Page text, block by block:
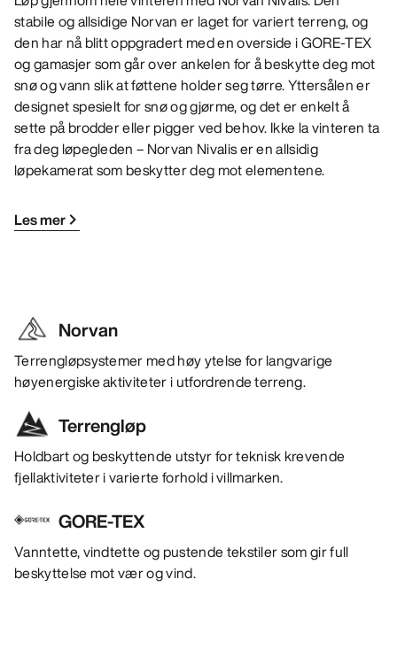
stabile og allsidige Norvan er laget for variert terreng, og
den har nå blitt oppgradert med en overside i GORE-TEX
og gamasjer som går over ankelen for å beskytte deg mot
snø og vann slik at føttene holder seg tørre. Yttersålen er
designet spesielt for snø og gjørme, og det er enkelt å
sette på brodder eller pigger ved behov. Ikke la vinteren ta
fra deg løpegleden – Norvan Nivalis er en allsidig
løpekamerat som beskytter deg mot elementene.
Les mer
Norvan
Terrengløpsystemer med høy ytelse for langvarige
høyenergiske aktiviteter i utfordrende terreng.
Terrengløp
Holdbart og beskyttende utstyr for teknisk krevende
fjellaktiviteter i varierte forhold i villmarken.
GORE-TEX
Vanntette, vindtette og pustende tekstiler som gir full
beskyttelse mot vær og vind.